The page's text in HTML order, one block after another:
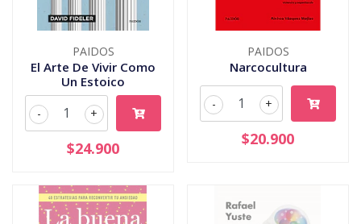
PAIDOS
El Arte De Vivir Como
Un Estoico
+
-
$24.900
PAIDOS
Narcocultura
+
-
$20.900